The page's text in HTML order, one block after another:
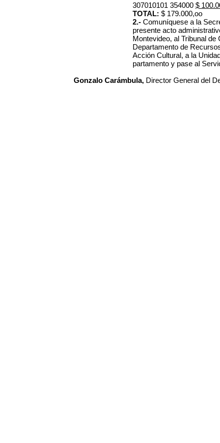
307010101 354000 $
TOTAL: $ 179.000,oo
2.- Comuníquese a la
presente acto
Montevideo, al Tribunal de
Departamento de
Acción Cultural, a la
partamento y pase al
Gonzalo Carámbula, Director General del